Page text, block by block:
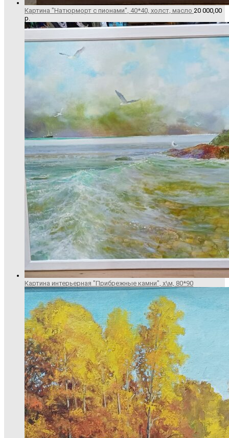
Картина "Натюрморт с пионами", 40*40, холст, масло 20 000,00
р.
Картина интерьерная "Прибрежные камни", х\м, 80*90